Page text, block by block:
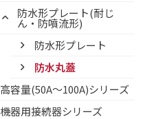
防水形プレート(耐じ
ん・防噴流形)
防水形プレート
防水丸蓋
高容量(50A～100A)シリーズ
機器用接続器シリーズ